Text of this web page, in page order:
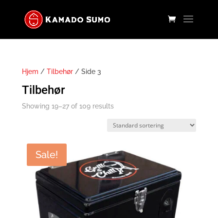
Hjem / Tilbehør/ Side 3
Tilbehør
Showing 19–27 of 109 results
Sale!